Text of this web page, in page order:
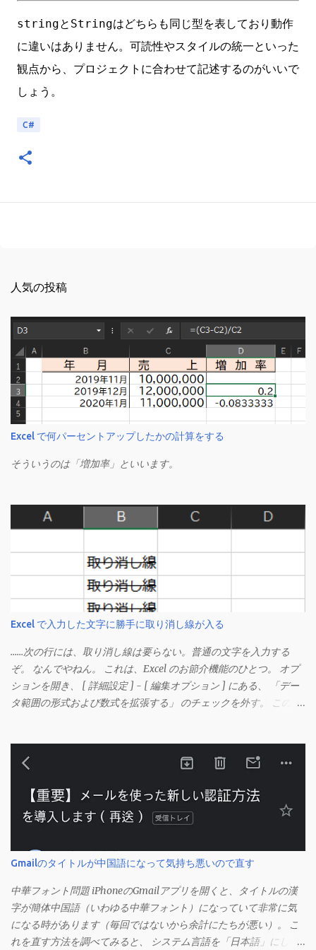
stringと Stringはどちらも同じ型を表しており動作
に違いはありません。可読性やスタイルの統一といった
観点から、プロジェクトに合わせて記述するのがいいで
しょう。
C#
人気の投稿
Excel で何パーセントアップしたかの計算をする
そういうのは「増加率」といいます。
Excel で入力した文字に勝手に取り消し線が入る
……次の行には、取り消し線は要らない。普通の文字を入力する
ぞ。 なんでやねん。 これは、Excel のお節介機能のひとつ。 オプ
ションを開き、 [ 詳細設定 ] - [ 編集オプション ] にある、 「デー
タ範囲の形式および数式を拡張する」 のチェックを外す。 この機
うです。 このオプションを解除して、他のセル（取り消し線の書
式がないセル）をコピーしてから、もう一度入力してみます。 今
度は大丈夫です。 Mac の場合、画面上部にあるメニューの
「Excel」をクリックして環境設定を開きます（「command + ,
（カンマ）」 でも開きます）。 「編集」を開きます。 「編集オプ
Gmailのタイトルが中国語になって気持ち悪いので直す
中華フォント問題 iPhoneのGmailアプリを開くと、タイトルの漢
字が簡体中国語（いわゆる中華フォント）になっていて非常に気
になる時があります（毎回ではないから余計にたちが悪い）。 こ
れを直す方法を調べてみると、 システム言語を「日本語」にしろ